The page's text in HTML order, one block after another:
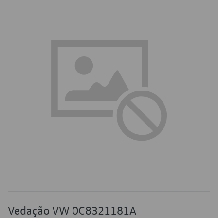
Vedação VW 0C8321181A